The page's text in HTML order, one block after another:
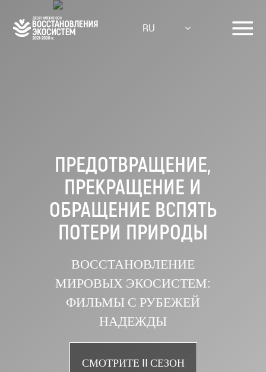
main
RU
ПРЕДОТВРАЩЕНИЕ,
ПРЕКРАЩЕНИЕ И
ОБРАЩЕНИЕ ВСПЯТЬ
ПОТЕРИ ПРИРОДЫ
ВОССТАНОВЛЕНИЕ
МИРОВЫХ ЭКОСИСТЕМ:
ФИЛЬМЫ С РУБЕЖЕЙ
НАДЕЖДЫ
СМОТРИТЕ II СЕЗОН